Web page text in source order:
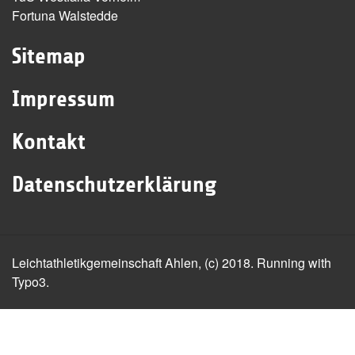
Fortuna Walstedde
Sitemap
Impressum
Kontakt
Datenschutzerklärung
Leichtathletikgemeinschaft Ahlen, (c) 2018. Running with
Typo3.